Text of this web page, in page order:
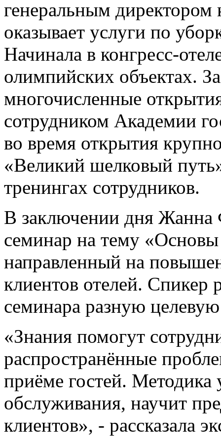
генеральным
оказывает услуги по
Начинала в конгресс-
олимпийских объектах.
многочисленные
сотрудником Академии
во время открытия
«Великий шелковый
тренингах сотрудников.
В заключении дня Жанна
семинар на тему «Основы
направленный на
клиентов отелей. Спикер
семинара разную
«Знания помогут
распространённые
приёме гостей. Методика
обслуживания, научит
клиентов», - рассказала